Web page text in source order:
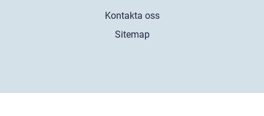
Kontakta oss
Sitemap